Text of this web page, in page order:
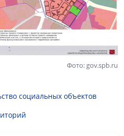
Фото: gov.spb.ru
социальных объектов